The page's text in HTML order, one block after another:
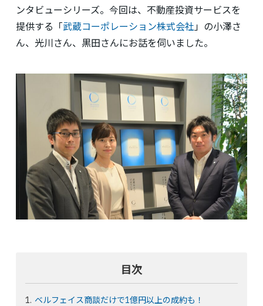
ンタビューシリーズ。今回は、不動産投資サービスを
提供する「武蔵コーポレーション株式会社 」の小澤さ
ん、光川さん、黒田さんにお話を伺いました。
目次
ベルフェイス商談だけで1億円以上の成約も！